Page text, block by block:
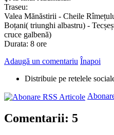
Traseu:
Valea Mănăstirii - Cheile
Boțani( triunghi albastru) -
cruce galbenă)
Durata: 8 ore
Adaugă un comentariu Înapoi
Distribuie pe retelele
Comentarii: 5